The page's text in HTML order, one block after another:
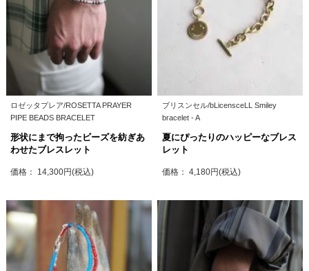
ロゼッタプレア/ROSETTA PRAYER
PIPE BEADS BRACELET
形状にまで拘ったビーズを紡ぎあ
わせたブレスレット
価格： 14,300円(税込)
ブリスンセル/bLicensceLL Smiley
bracelet - A
夏にぴったりのハッピーなブレス
レット
価格： 4,180円(税込)